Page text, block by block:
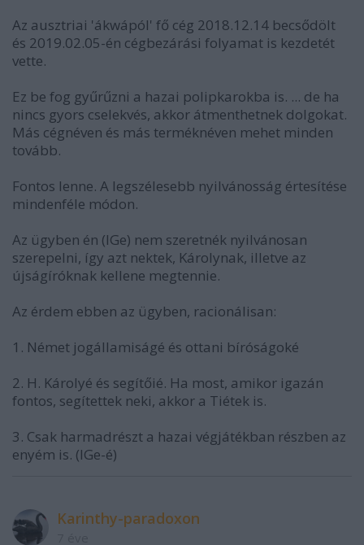
Az ausztriai 'ákwápól' fő cég 2018.12.14 becsődölt
és 2019.02.05-én cégbezárási folyamat is kezdetét
vette.
Ez be fog gyűrűzni a hazai polipkarokba is. ... de ha
nincs gyors cselekvés, akkor átmenthetnek dolgokat.
Más cégnéven és más terméknéven mehet minden
tovább.
Fontos lenne. A legszélesebb nyilvánosság értesítése
mindenféle módon.
Az ügyben én (IGe) nem szeretnék nyilvánosan
szerepelni, így azt nektek, Károlynak, illetve az
újságíróknak kellene megtennie.
Az érdem ebben az ügyben, racionálisan:
1. Német jogállamiságé és ottani bíróságoké
2. H. Károlyé és segítőié. Ha most, amikor igazán
fontos, segítettek neki, akkor a Tiétek is.
3. Csak harmadrészt a hazai végjátékban részben az
enyém is. (IGe-é)
Karinthy-paradoxon